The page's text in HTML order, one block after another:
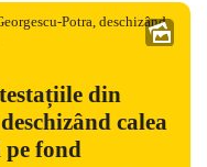
din
calea
fond